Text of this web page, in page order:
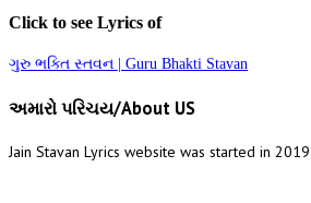
Click to see Lyrics of
ગુરુ ભક્તિ સ્તવન | Guru Bhakti Stavan
અમારો પરિચય/About US
Jain Stavan Lyrics website was started in